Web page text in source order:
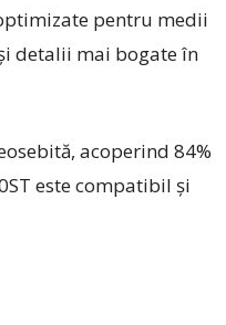
pentru medii
detalii mai bogate în
acoperind 84%
este compatibil și